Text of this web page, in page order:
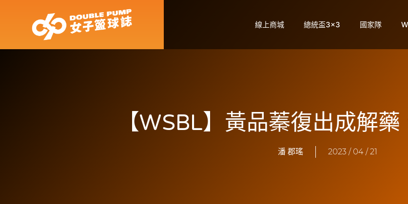
線上商城 總統盃3×3 國家隊
【WSBL】黃品蓁復出成解
潘 郡瑤 2023 / 04 / 21